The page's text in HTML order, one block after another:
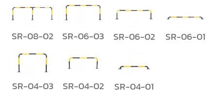
SR-08-02 SR-06-03 SR-06-02 SR-06-01
SR-04-03 SR-04-02 SR-04-01